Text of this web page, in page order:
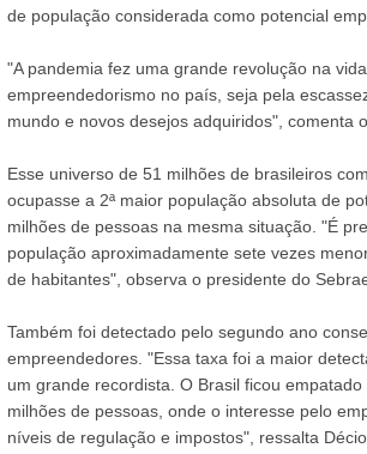
de população considerada como potencial
"A pandemia fez uma grande revolução na
empreendedorismo no país, seja pela
mundo e novos desejos adquiridos", comenta
Esse universo de 51 milhões de brasileiros
ocupasse a 2ª maior população absoluta de
milhões de pessoas na mesma situação. "É
população aproximadamente sete vezes
de habitantes", observa o presidente do
Também foi detectado pelo segundo ano
empreendedores. "Essa taxa foi a maior
um grande recordista. O Brasil ficou
milhões de pessoas, onde o interesse pelo
níveis de regulação e impostos", ressalta